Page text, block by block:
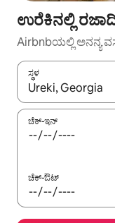
ಉರೆಕಿನಲ್ಲಿ
Airbnbಯಲ್ಲಿ ಅನನ್ಯ
ಸ್ಥಳ
ಫಲಿತಾಂಶಗಳು
ಚೆಕ್-ಇನ್
ಚೆಕ್-ಔಟ್